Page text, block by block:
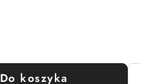
Do koszyka